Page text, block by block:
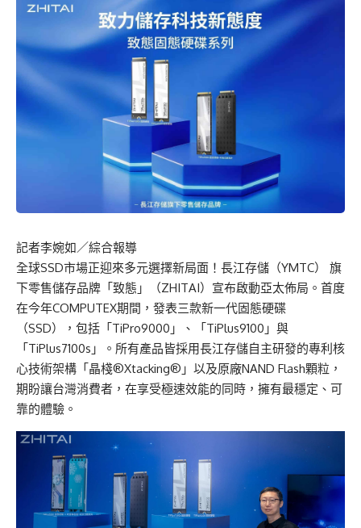
記者李婉如／綜合報導
全球SSD市場正迎來多元選擇新局面！長江存儲（YMTC） 旗
下零售儲存品牌「致態」（ZHITAI）宣布啟動亞太佈局。首度
在今年COMPUTEX期間，發表三款新一代固態硬碟
（SSD），包括「TiPro9000」、「TiPlus9100」與
「TiPlus7100s」。所有產品皆採用長江存儲自主研發的專利核
心技術架構「晶棧®Xtacking®」以及原廠NAND Flash顆粒，
期盼讓台灣消費者，在享受極速效能的同時，擁有最穩定、可
靠的體驗。